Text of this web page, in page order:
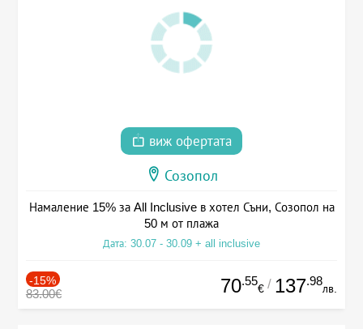
виж офертата
Созопол
Намаление 15% за All Inclusive в хотел Съни, Созопол на
50 м от плажа
Дата: 30.07 - 30.09 + all inclusive
-15%
83.00€ 70.55
€ / 137.98
лв.